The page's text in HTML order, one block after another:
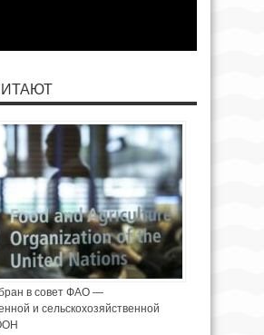
в совет ФАО —
и сельскохозяйственной